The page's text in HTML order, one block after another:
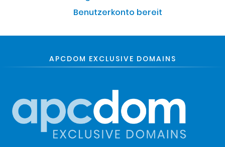
Benutzerkonto bereit
APCDOM EXCLUSIVE DOMAINS